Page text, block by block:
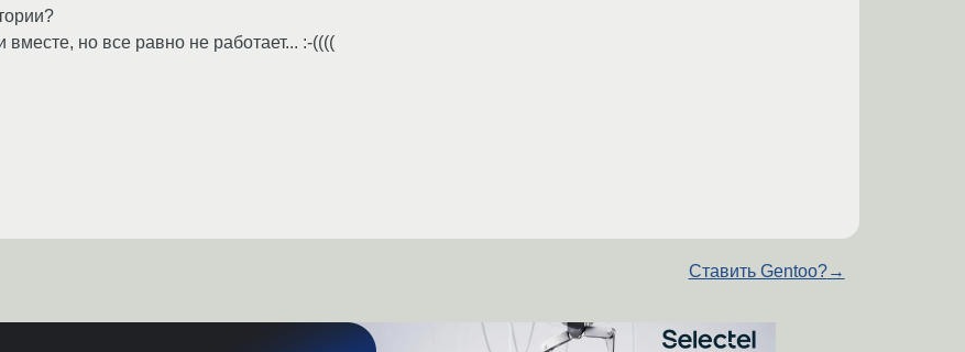
но все равно не работает... :-((((
Ставить Gentoo?→